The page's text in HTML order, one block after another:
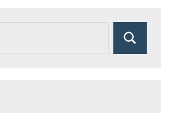
Pesquisar